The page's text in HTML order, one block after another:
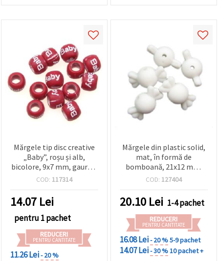
Mărgele tip disc creative
„Baby”, roșu și alb,
bicolore, 9x7 mm, gaură 5
mm – pachet 20 g (~60
cadouri handmade,
accesorii și bijuterii DIY
COD: 117314
14.07 Lei
pentru 1 pachet
REDUCERI
PENTRU CANTITATE
11.26 Lei- 20 %
Mărgele din plastic solid,
mat, în formă de
bomboană, 21x12 mm,
alb - 50 g (~37 buc.)
COD: 127404
20.10 Lei 1-4 pachet
REDUCERI
PENTRU CANTITATE
16.08 Lei- 20 %5-9 pachet
14.07 Lei- 30 %10 pachet +